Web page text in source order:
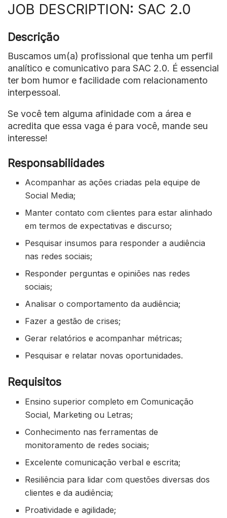
JOB DESCRIPTION: SAC 2.0
Descrição
Buscamos um(a) profissional que tenha um perfil
analítico e comunicativo para SAC 2.0. É essencial
ter bom humor e facilidade com relacionamento
interpessoal.
Se você tem alguma afinidade com a área e
acredita que essa vaga é para você, mande seu
interesse!
Responsabilidades
Acompanhar as ações criadas pela equipe de
Social Media;
Manter contato com clientes para estar alinhado
em termos de expectativas e discurso;
Pesquisar insumos para responder a audiência
nas redes sociais;
Responder perguntas e opiniões nas redes
sociais;
Analisar o comportamento da audiência;
Fazer a gestão de crises;
Gerar relatórios e acompanhar métricas;
Pesquisar e relatar novas oportunidades.
Requisitos
Ensino superior completo em Comunicação
Social, Marketing ou Letras;
Conhecimento nas ferramentas de
monitoramento de redes sociais;
Excelente comunicação verbal e escrita;
Resiliência para lidar com questões diversas dos
clientes e da audiência;
Proatividade e agilidade;